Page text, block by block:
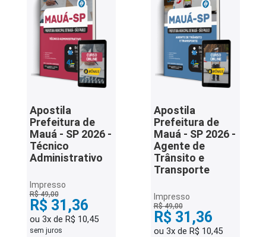
Apostila
Prefeitura de
Mauá - SP 2026 -
Técnico
Administrativo
Impresso
R$ 49,00
R$ 31,36
ou 3x de R$ 10,45
sem juros
Apostila
Prefeitura de
Mauá - SP 2026 -
Agente de
Trânsito e
Transporte
Impresso
R$ 49,00
R$ 31,36
ou 3x de R$ 10,45